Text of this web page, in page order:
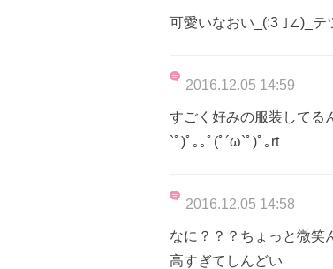
可愛いなおい_(:3 ｣∠)_テ
2016.12.05 14:59
すごく好みの服装してる
`ﾟ)ﾟ｡｡ﾟ(ﾟ´ω`ﾟ)ﾟ｡rt
2016.12.05 14:58
なに？？？ちょっと微笑
高すぎてしんどい